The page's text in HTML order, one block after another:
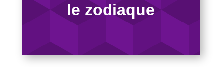
le zodiaque